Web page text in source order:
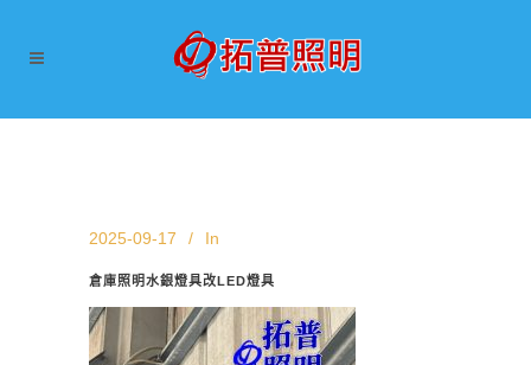
2025-09-17 In
倉庫照明水銀燈具改LED燈具